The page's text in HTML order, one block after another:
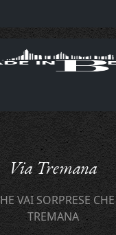
Via Tremana
VAI SORPRESE
TREMANA